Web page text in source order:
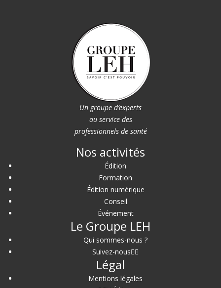
Un groupe d’experts
au service des
professionnels de santé
Nos activités
Édition
Formation
Édition numérique
Conseil
Événement
Le Groupe LEH
Qui sommes-nous ?
Suivez-nous
Légal
Mentions légales